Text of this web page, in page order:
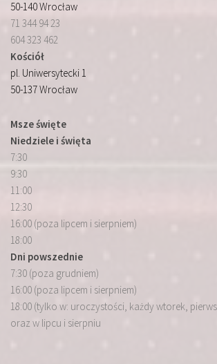
50-140 Wrocław
71 344 94 23
604 323 462
Kościół
pl. Uniwersytecki 1
50-137 Wrocław
Msze święte
Niedziele i święta
7:30
9:30
11:00
12:30
16:00 (poza lipcem i sierpniem)
18:00
Dni powszednie
7:30 (poza grudniem)
16:00 (poza lipcem i sierpniem)
18:00 (tylko w: uroczystości, każdy wtorek,
oraz w lipcu i sierpniu